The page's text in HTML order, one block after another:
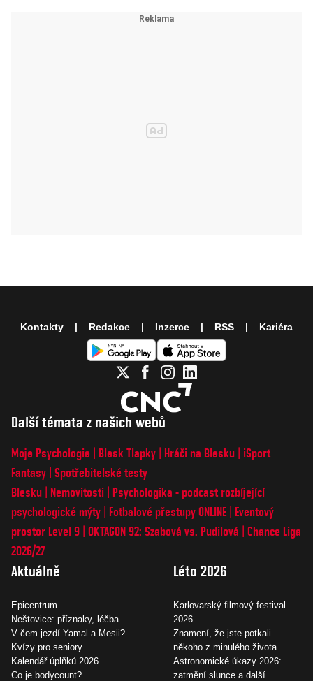
Další témata z našich webů
Moje Psychologie Blesk Tlapky Hráči na Blesku
iSport
Fantasy Spotřebitelské testy
Blesku
Nemovitosti
Psychologika - podcast rozbíjející
psychologické mýty
Fotbalové přestupy ONLINE
Eventový
prostor Level 9 OKTAGON 92: Szabová vs. Pudilová
Chance Liga
2026/27
Aktuálně
Epicentrum
Neštovice: příznaky, léčba
V čem jezdí Yamal a Mesii?
Kvízy pro seniory
Kalendář úplňků 2026
Co je bodycount?
Léto 2026
Karlovarský filmový festival
2026
Znamení, že jste potkali
někoho z minulého života
Astronomické úkazy 2026:
zatmění slunce a další
Kontakty Redakce Inzerce RSS Kariéra